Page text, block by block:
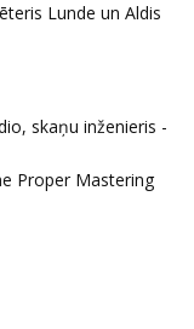
Lunde un Aldis
skaņu inženieris -
Proper Mastering